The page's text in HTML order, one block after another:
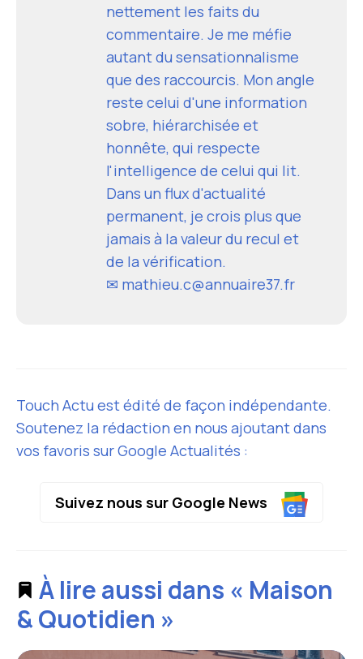
nettement les faits du
commentaire. Je me méfie
autant du sensationnalisme
que des raccourcis. Mon angle
reste celui d'une information
sobre, hiérarchisée et
honnête, qui respecte
l'intelligence de celui qui lit.
Dans un flux d'actualité
permanent, je crois plus que
jamais à la valeur du recul et
de la vérification.
✉ mathieu.c@annuaire37.fr
Touch Actu est édité de façon indépendante.
Soutenez la rédaction en nous ajoutant dans
vos favoris sur Google Actualités :
Suivez nous sur Google News
À lire aussi dans « Maison
& Quotidien »